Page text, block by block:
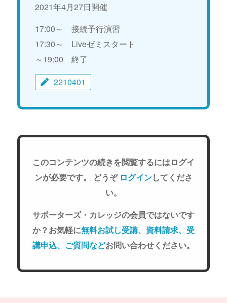
2021年4月27日開催
17:00～ 接続予行演習
17:30～ Liveゼミスタート
～19:00 終了
2210401
このコンテンツの続きを閲覧するにはログイ
ンが必要です。 どうぞ ログインしてくださ
い。
サポーターズ・カレッジの会員ではないです
か？お気軽に無料お試し受講、資料請求、受
講申込、ご質問などお問い合わせください。